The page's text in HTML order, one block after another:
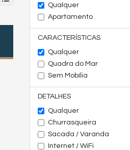
Qualquer
Apartamento
CARACTERÍSTICAS
Qualquer
Quadra do Mar
Sem Mobília
DETALHES
Qualquer
Churrasqueira
Sacada / Varanda
Internet / WiFi